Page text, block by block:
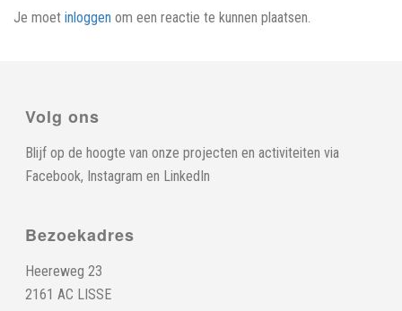
Je moet inloggen om een reactie te kunnen plaatsen.
Volg ons
Blijf op de hoogte van onze projecten en activiteiten via
Facebook, Instagram en LinkedIn
Bezoekadres
Heereweg 23
2161 AC LISSE